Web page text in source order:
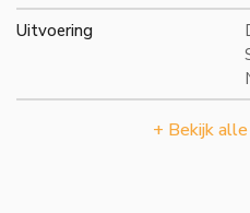
Uitvoering
+ Bekijk